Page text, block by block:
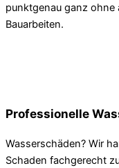
punktgenau ganz
Bauarbeiten.
Professionelle
Wasserschäden? Wir
Schaden fachgerecht